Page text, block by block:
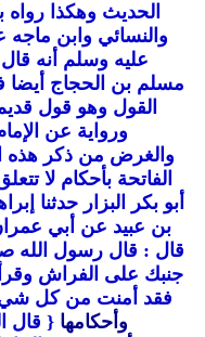
الحديث وهكذا رواه
والنسائي وابن
عليه وسلم أنه
مسلم بن الحجاج أيضا
القول وهو قول
ورواية عن
والغرض من ذكر هذه
الفاتحة بأحكام لا
أبو بكر البزار حدثنا
بن عبيد عن أبي
قال : قال رسول الله
جنبك على الفراش
فقد أمنت من كل
وأحكامها { قال